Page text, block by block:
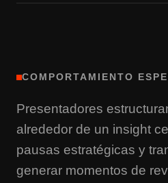
COMPORTAMIENTO
Presentadores
alrededor de un insight
pausas estratégicas y
generar momentos de